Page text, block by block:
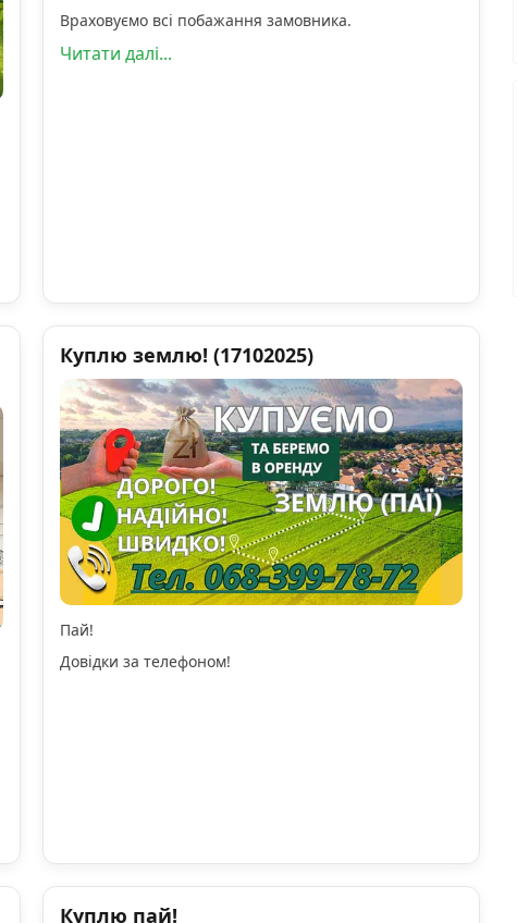
Враховуємо всі побажання замовника.
Читати далі...
Куплю землю! (17102025)
Пай!
Довідки за телефоном!
Куплю пай!